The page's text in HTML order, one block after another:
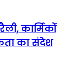
कार्मिकों
का संदेश